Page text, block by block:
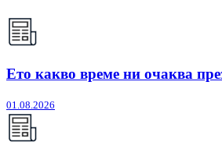
Ето какво време ни очаква
01.08.2026